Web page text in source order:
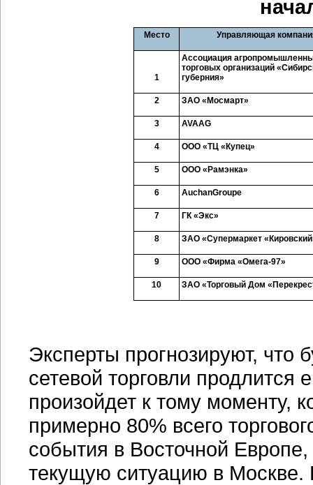
Место Управляющая
1
Ассоциация
торговых организаций
губерния»
2 ЗАО «Мосмарт»
3 AVAAG
4 ООО «ТЦ «Купец»
5 ООО «Рамэнка»
6 AuchanGroupe
7 ГК«Экс»
8 ЗАО «Супермаркет
9 ООО «Фирма «Омега-97»
10 ЗАО «Торговый Дом
Эксперты прогнозируют, что
сетевой торговли
произойдет к тому моменту,
примерно 80% всего
события в Восточной
текущую ситуацию в